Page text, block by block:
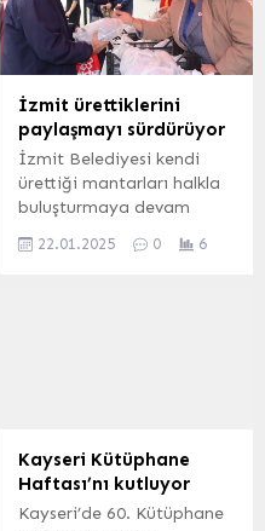
İzmit ürettiklerini
paylaşmayı sürdürüyor
İzmit Belediyesi kendi
ürettiği mantarları halkla
buluşturmaya devam
22.01.2025 0 6
Kayseri Kütüphane
Haftası’nı kutluyor
Kayseri’de 60. Kütüphane